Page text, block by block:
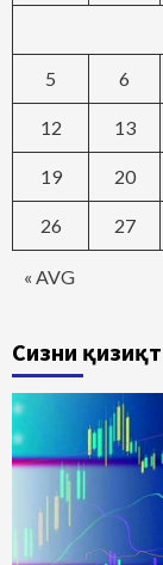
« AVG
5 6
12 13
19 20
26 27
Сизни